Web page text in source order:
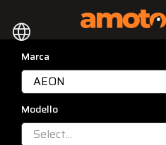
language
Marca
AEON
Modello
Select...